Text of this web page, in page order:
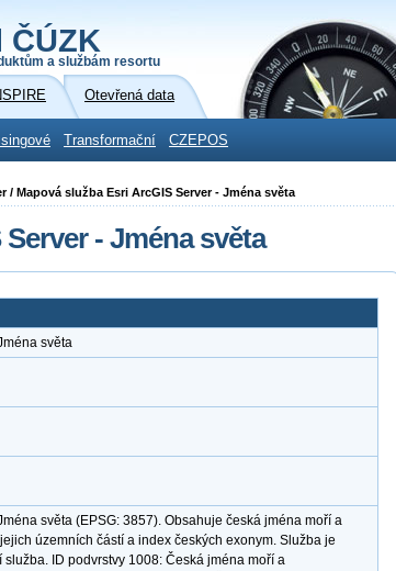
ČÚZK
a službám resortu
Otevřená data
Transformační CZEPOS
/ Mapová služba Esri ArcGIS Server - Jména světa
- Jména světa
světa
světa (EPSG: 3857). Obsahuje česká jména moří a
územních částí a index českých exonym. Služba je
ID podvrstvy 1008: Česká jména moří a